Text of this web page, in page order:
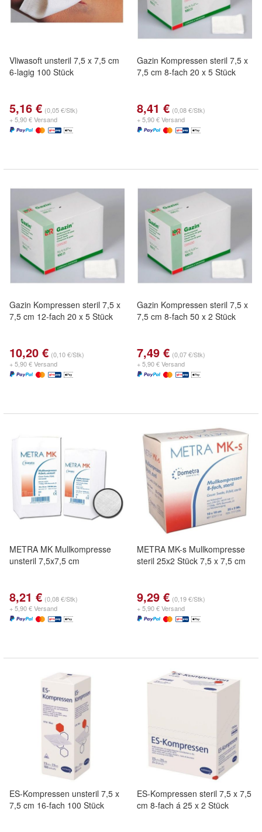
Vliwasoft unsteril 7,5 x 7,5 cm
6-lagig 100 Stück
5,16 € (0,05 €/Stk)
+ 5,90 € Versand
Gazin Kompressen steril 7,5 x
7,5 cm 8-fach 20 x 5 Stück
8,41 € (0,08 €/Stk)
+ 5,90 € Versand
Gazin Kompressen steril 7,5 x
7,5 cm 12-fach 20 x 5 Stück
10,20 € (0,10 €/Stk)
+ 5,90 € Versand
Gazin Kompressen steril 7,5 x
7,5 cm 8-fach 50 x 2 Stück
7,49 € (0,07 €/Stk)
+ 5,90 € Versand
METRA MK Mullkompresse
unsteril 7,5x7,5 cm
8,21 € (0,08 €/Stk)
+ 5,90 € Versand
METRA MK-s Mullkompresse
steril 25x2 Stück 7,5 x 7,5 cm
9,29 € (0,19 €/Stk)
+ 5,90 € Versand
ES-Kompressen unsteril 7,5 x
7,5 cm 16-fach 100 Stück
ES-Kompressen steril 7,5 x 7,5
cm 8-fach á 25 x 2 Stück